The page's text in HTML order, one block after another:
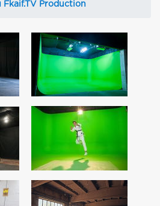
Fkaif.TV Production